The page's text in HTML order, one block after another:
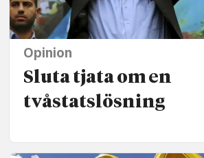
Opinion
Sluta tjata om en
tvåstatslösning